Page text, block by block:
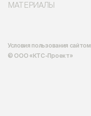
МАТЕРИАЛЫ
Условия пользования сайтом
© ООО «КТС-Проект»